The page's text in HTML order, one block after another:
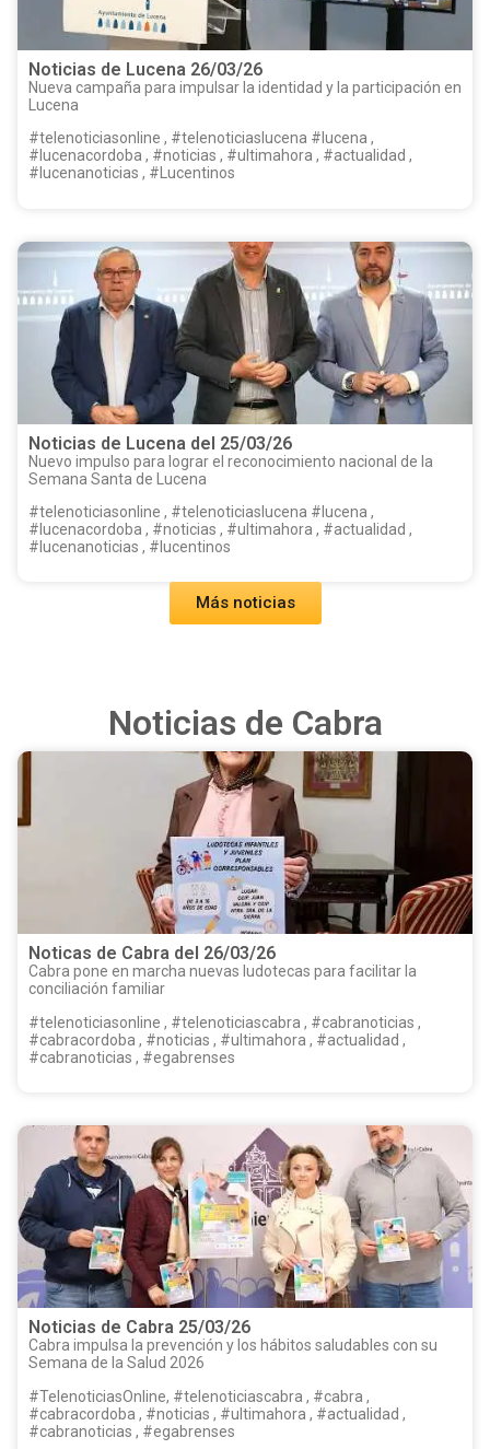
Noticias de Lucena 26/03/26
Nueva campaña para impulsar la identidad y la participación en
Lucena
#telenoticiasonline , #telenoticiaslucena #lucena ,
#lucenacordoba , #noticias , #ultimahora , #actualidad ,
#lucenanoticias , #Lucentinos
Noticias de Lucena del 25/03/26
Nuevo impulso para lograr el reconocimiento nacional de la
Semana Santa de Lucena
#telenoticiasonline , #telenoticiaslucena #lucena ,
#lucenacordoba , #noticias , #ultimahora , #actualidad ,
#lucenanoticias , #lucentinos
Más noticias
Noticias de Cabra
Noticas de Cabra del 26/03/26
Cabra pone en marcha nuevas ludotecas para facilitar la
conciliación familiar
#telenoticiasonline , #telenoticiascabra , #cabranoticias ,
#cabracordoba , #noticias , #ultimahora , #actualidad ,
#cabranoticias , #egabrenses
Noticias de Cabra 25/03/26
Cabra impulsa la prevención y los hábitos saludables con su
Semana de la Salud 2026
#TelenoticiasOnline, #telenoticiascabra , #cabra ,
#cabracordoba , #noticias , #ultimahora , #actualidad ,
#cabranoticias , #egabrenses